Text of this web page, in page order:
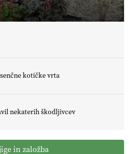
kotičke vrta
nekaterih škodljivcev
in založba